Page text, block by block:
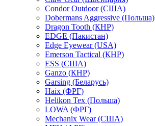
Condor Outdoor (США)
Dobermans Aggressive (Польша)
Dragon Tooth (КНР)
EDGE (Пакистан)
Edge Eyewear (USA)
Emerson Tactical (КНР)
ESS (США)
Ganzo (КНР)
Garsing (Беларусь)
Haix (ФРГ)
Helikon Tex (Польша)
LOWA (ФРГ)
Mechanix Wear (США)